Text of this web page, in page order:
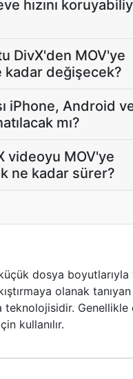
hızını
DivX'den MOV'ye
kadar değişecek?
iPhone, Android ve
mı?
videoyu MOV'ye
ne kadar sürer?
dosya boyutlarıyla
olanak
teknolojisidir.
kullanılır.